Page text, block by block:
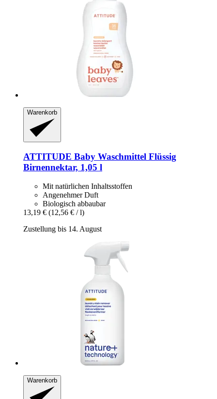
Warenkorb
ATTITUDE Baby Waschmittel Flüssig
Birnennektar, 1,05 l
Mit natürlichen Inhaltsstoffen
Angenehmer Duft
Biologisch abbaubar
13,19 € (12,56 € / l)
Zustellung bis 14. August
Warenkorb